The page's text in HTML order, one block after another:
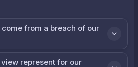
come from a breach of our
represent for our